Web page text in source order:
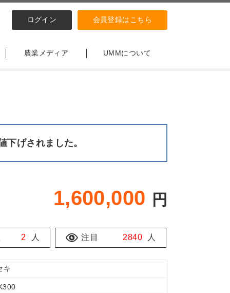
ログイン 会員登録はこちら
農業メディア UMMについて
下げされました。
1,600,000 円
2 人 注目 2840 人
キ